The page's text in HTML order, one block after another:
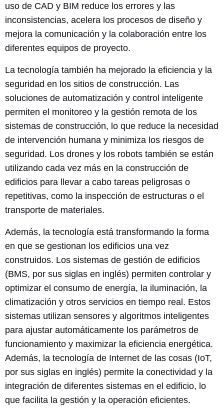
uso de CAD y BIM reduce los errores y las
inconsistencias, acelera los procesos de diseño y
mejora la comunicación y la colaboración entre los
diferentes equipos de proyecto.
La tecnología también ha mejorado la eficiencia y la
seguridad en los sitios de construcción. Las
soluciones de automatización y control inteligente
permiten el monitoreo y la gestión remota de los
sistemas de construcción, lo que reduce la necesidad
de intervención humana y minimiza los riesgos de
seguridad. Los drones y los robots también se están
utilizando cada vez más en la construcción de
edificios para llevar a cabo tareas peligrosas o
repetitivas, como la inspección de estructuras o el
transporte de materiales.
Además, la tecnología está transformando la forma
en que se gestionan los edificios una vez
construidos. Los sistemas de gestión de edificios
(BMS, por sus siglas en inglés) permiten controlar y
optimizar el consumo de energía, la iluminación, la
climatización y otros servicios en tiempo real. Estos
sistemas utilizan sensores y algoritmos inteligentes
para ajustar automáticamente los parámetros de
funcionamiento y maximizar la eficiencia energética.
Además, la tecnología de Internet de las cosas (IoT,
por sus siglas en inglés) permite la conectividad y la
integración de diferentes sistemas en el edificio, lo
que facilita la gestión y la operación eficientes.